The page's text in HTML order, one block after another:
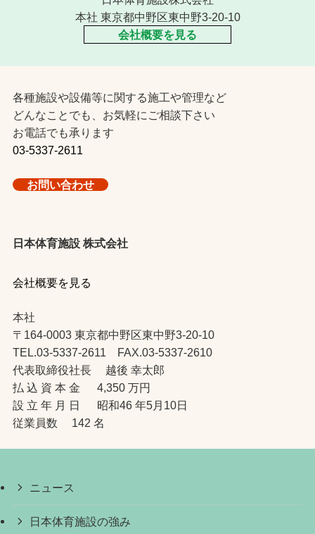
本社 東京都中野区東中野3-20-10
会社概要を見る
各種施設や設備等に関する施工や管理など
どんなことでも、お気軽にご相談下さい
お電話でも承ります
03-5337-2611
お問い合わせ
日本体育施設 株式会社
会社概要を見る
本社
〒164-0003 東京都中野区東中野3-20-10
TEL.03-5337-2611 FAX.03-5337-2610
代表取締役社長 越後 幸太郎
払 込 資 本 金 4,350 万円
設 立 年 月 日 昭和46 年5月10日
従業員数 142 名
ニュース
日本体育施設の強み